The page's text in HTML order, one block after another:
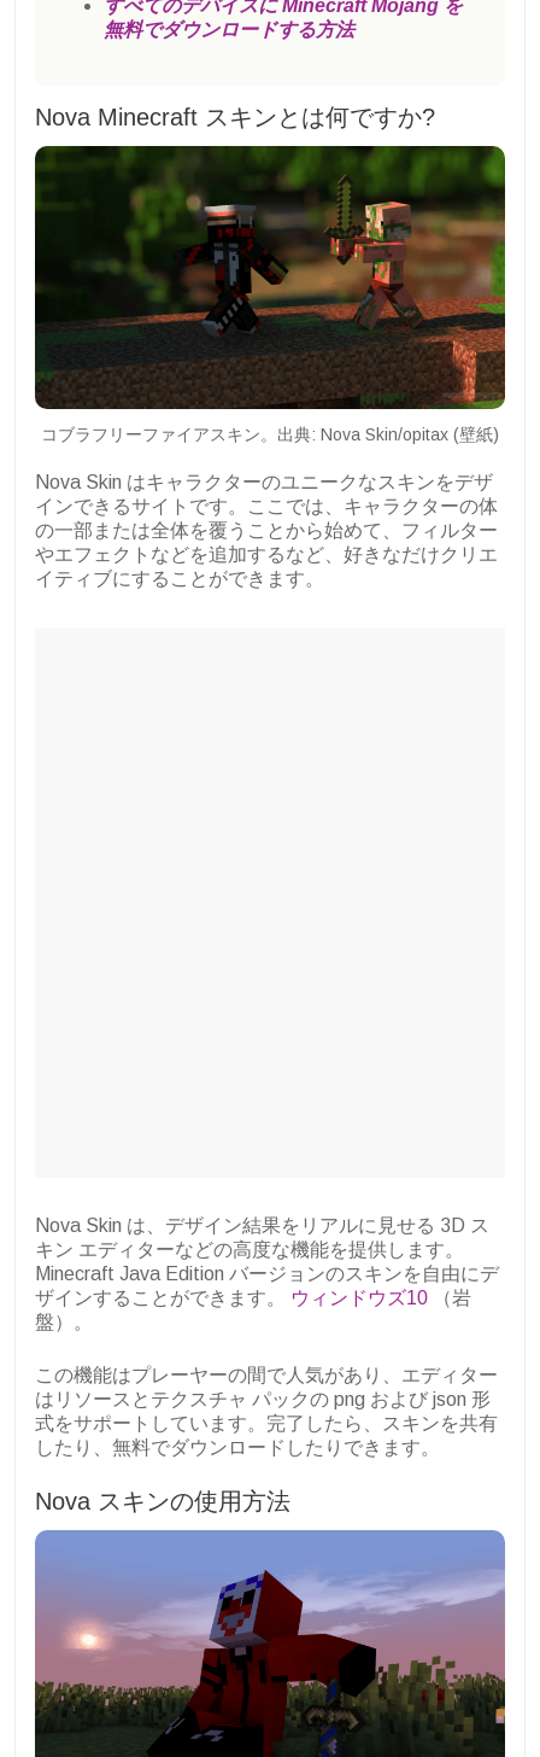
すべてのデバイスに Minecraft Mojang を
無料でダウンロードする方法
Nova Minecraft スキンとは何ですか?
コブラフリーファイアスキン。出典: Nova Skin/opitax (壁紙)
Nova Skin はキャラクターのユニークなスキンをデザ
インできるサイトです。ここでは、キャラクターの体
の一部または全体を覆うことから始めて、フィルター
やエフェクトなどを追加するなど、好きなだけクリエ
イティブにすることができます。
Nova Skin は、デザイン結果をリアルに見せる 3D ス
キン エディターなどの高度な機能を提供します。
Minecraft Java Edition バージョンのスキンを自由にデ
ザインすることができます。
ウィンドウズ10 （岩
盤）。
この機能はプレーヤーの間で人気があり、エディター
はリソースとテクスチャ パックの png および json 形
式をサポートしています。完了したら、スキンを共有
したり、無料でダウンロードしたりできます。
Nova スキンの使用方法